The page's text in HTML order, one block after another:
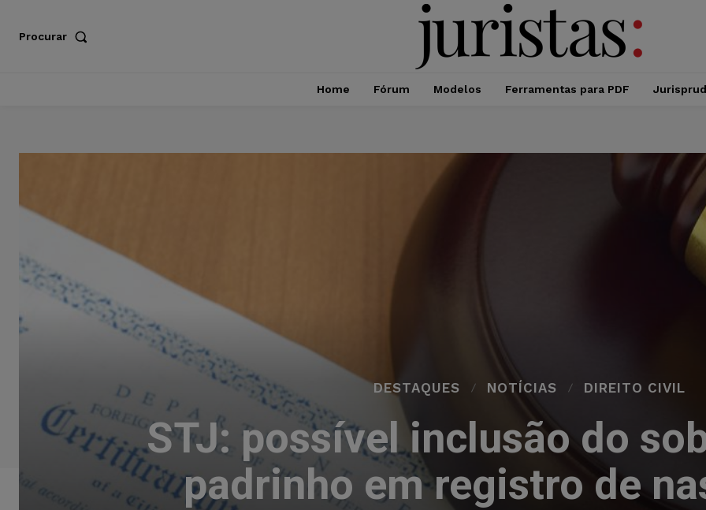
Procurar
Home Fórum Modelos Ferramentas para PDF
DESTAQUES NOTÍCIAS DIREITO CIVIL
STJ: possível inclusão do
padrinho em registro de